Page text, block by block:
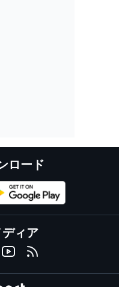
ロード
ィア